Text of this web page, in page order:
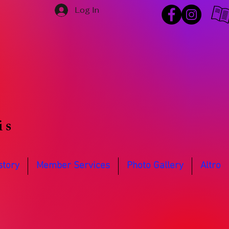
Log In
Member Services Photo Gallery Altro